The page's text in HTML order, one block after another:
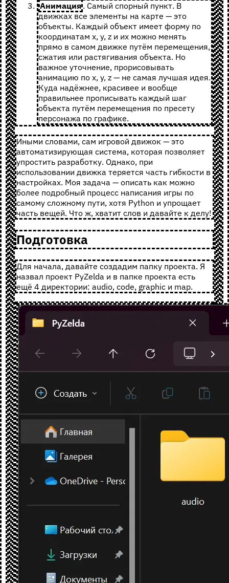
Анимация . Самый спорный пункт. В
движках все элементы на карте — это
объекты. Каждый объект имеет форму по
координатам x, y, z и их можно менять
прямо в самом движке путём перемещения,
сжатия или растягивания объекта. Но
важное уточнение, прорисовывать
анимацию по x, y, z — не самая лучшая идея.
Куда надёжнее, красивее и вообще
правильнее прописывать каждый шаг
объекта путём перемещения по пресету
персонажа по графике.
Иными словами, сам игровой движок — это
автоматизирующая система, которая позволяет
упростить разработку. Однако, при
использовании движка теряется часть гибкости в
настройках. Моя задача — описать как можно
более подробный процесс написания игры по
самому сложному пути, хотя Python и упрощает
часть вещей. Что ж, хватит слов и давайте к делу!
Подготовка
Для начала, давайте создадим папку проекта. Я
назвал проект PyZelda и в папке проекта есть
ещё 4 директории: audio, code, graphic и map.